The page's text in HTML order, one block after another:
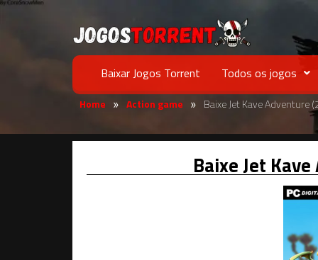
Baixar Jogos Torrent Todos os jogos
Home » Action game » Baixe Jet Kave Adventure
Baixe Jet